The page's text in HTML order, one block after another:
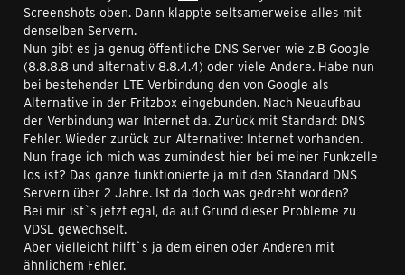
Screenshots oben. Dann klappte seltsamerweise alles mit
denselben Servern.
Nun gibt es ja genug öffentliche DNS Server wie z.B Google
(8.8.8.8 und alternativ 8.8.4.4) oder viele Andere. Habe nun
bei bestehender LTE Verbindung den von Google als
Alternative in der Fritzbox eingebunden. Nach Neuaufbau
der Verbindung war Internet da. Zurück mit Standard: DNS
Fehler. Wieder zurück zur Alternative: Internet vorhanden.
Nun frage ich mich was zumindest hier bei meiner Funkzelle
los ist? Das ganze funktionierte ja mit den Standard DNS
Servern über 2 Jahre. Ist da doch was gedreht worden?
Bei mir ist`s jetzt egal, da auf Grund dieser Probleme zu
VDSL gewechselt.
Aber vielleicht hilft`s ja dem einen oder Anderen mit
ähnlichem Fehler.